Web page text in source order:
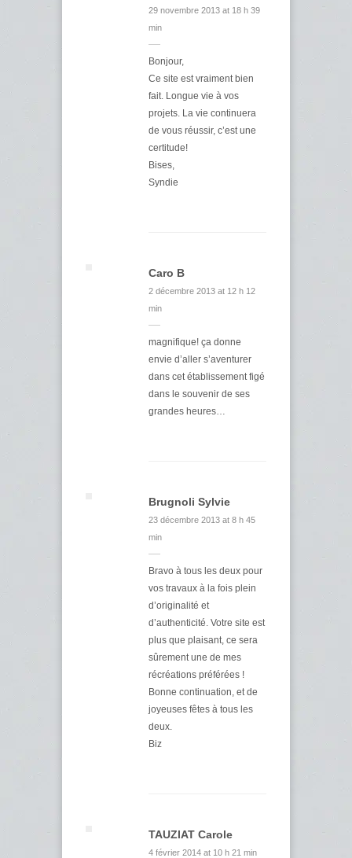
29 novembre 2013 at 18 h 39
min
Bonjour,
Ce site est vraiment bien
fait. Longue vie à vos
projets. La vie continuera
de vous réussir, c’est une
certitude!
Bises,
Syndie
Caro B
2 décembre 2013 at 12 h 12
min
magnifique! ça donne
envie d’aller s’aventurer
dans cet établissement figé
dans le souvenir de ses
grandes heures…
Brugnoli Sylvie
23 décembre 2013 at 8 h 45
min
Bravo à tous les deux pour
vos travaux à la fois plein
d’originalité et
d’authenticité. Votre site est
plus que plaisant, ce sera
sûrement une de mes
récréations préférées !
Bonne continuation, et de
joyeuses fêtes à tous les
deux.
Biz
TAUZIAT Carole
4 février 2014 at 10 h 21 min